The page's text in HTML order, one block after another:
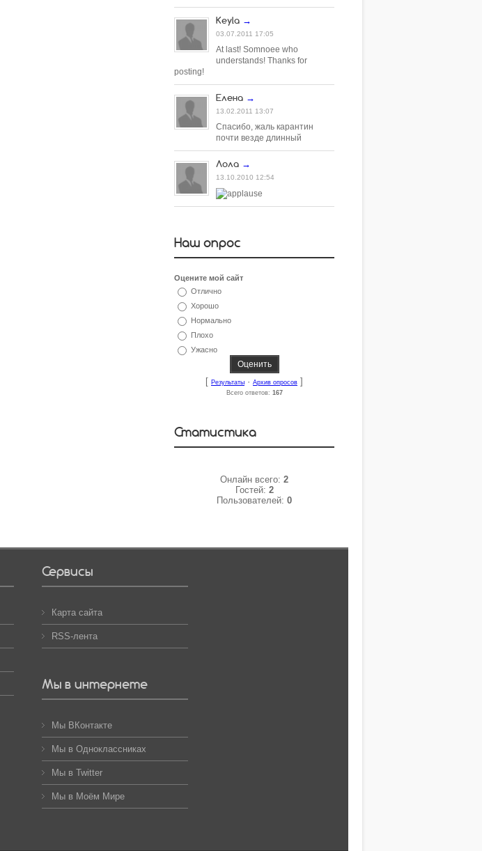
Keyla →
03.07.2011 17:05
At last! Somnoee who
understands! Thanks for
posting!
Елена →
13.02.2011 13:07
Спасибо, жаль карантин
почти везде длинный
Лола →
13.10.2010 12:54
Наш опрос
Оцените мой сайт
Отлично
Хорошо
Нормально
Плохо
Ужасно
[ Результаты · Архив опросов ]
Всего ответов: 167
Статистика
Онлайн всего: 2
Гостей: 2
Пользователей: 0
Сервисы
Карта сайта
RSS-лента
Мы в интернете
Мы ВКонтакте
Мы в Одноклассниках
Мы в Twitter
Мы в Моём Мире